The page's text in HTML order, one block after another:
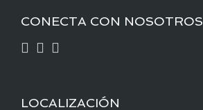
CONECTA CON NOSOTROS
LOCALIZACIÓN